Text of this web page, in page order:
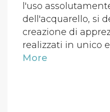
l'uso
dell'acquarello, si
creazione di
realizzati in unico
More